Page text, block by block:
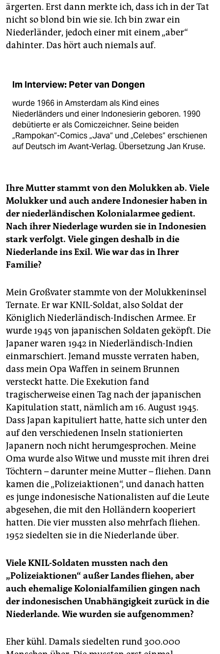
ärgerten. Erst dann merkte ich, dass ich in der Tat
nicht so blond bin wie sie. Ich bin zwar ein
Niederländer, jedoch einer mit einem „aber“
dahinter. Das hört auch niemals auf.
Im Interview: Peter van Dongen
wurde 1966 in Amsterdam als Kind eines
Niederländers und einer Indonesierin geboren. 1990
debütierte er als Comiczeichner. Seine beiden
„Rampokan“-Comics „Java“ und „Celebes“ erschienen
auf Deutsch im Avant-Verlag. Übersetzung Jan Kruse.
Ihre Mutter stammt von den Molukken ab. Viele
Molukker und auch andere Indonesier haben in
der niederländischen Kolonialarmee gedient.
Nach ihrer Niederlage wurden sie in Indonesien
stark verfolgt. Viele gingen deshalb in die
Niederlande ins Exil. Wie war das in Ihrer
Familie?
Mein Großvater stammte von der Molukkeninsel
Ternate. Er war KNIL-Soldat, also Soldat der
Königlich Niederländisch-Indischen Armee. Er
wurde 1945 von japanischen Soldaten geköpft. Die
Japaner waren 1942 in Niederländisch-Indien
einmarschiert. Jemand musste verraten haben,
dass mein Opa Waffen in seinem Brunnen
versteckt hatte. Die Exekution fand
tragischerweise einen Tag nach der japanischen
Kapitulation statt, nämlich am 16. August 1945.
Dass Japan kapituliert hatte, hatte sich unter den
auf den verschiedenen Inseln stationierten
Japanern noch nicht herumgesprochen. Meine
Oma wurde also Witwe und musste mit ihren drei
Töchtern – darunter meine Mutter – fliehen. Dann
kamen die „Polizeiaktionen“, und danach hatten
es junge indonesische Nationalisten auf die Leute
abgesehen, die mit den Holländern kooperiert
hatten. Die vier mussten also mehrfach fliehen.
1952 siedelten sie in die Niederlande über.
Viele KNIL-Soldaten mussten nach den
„Polizeiaktionen“ außer Landes fliehen, aber
auch ehemalige Kolonialfamilien gingen nach
der indonesischen Unabhängigkeit zurück in die
Niederlande. Wie wurden sie aufgenommen?
Eher kühl. Damals siedelten rund 300.000